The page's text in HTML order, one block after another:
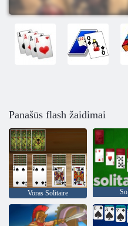
Panašūs flash žaidimai
Voras Solitaire